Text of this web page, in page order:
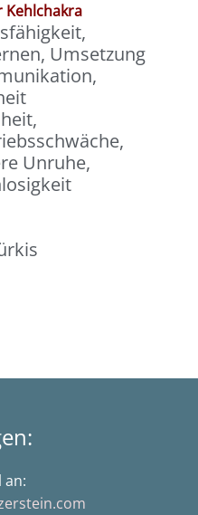
Kehlchakra
Umsetzung
Unruhe,
an: